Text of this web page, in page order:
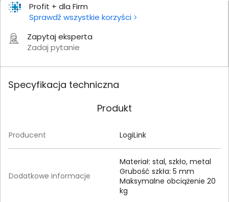
Profit + dla Firm
Sprawdź wszystkie korzyści
Zapytaj eksperta
Zadaj pytanie
Specyfikacja techniczna
Produkt
Producent LogiLink
Dodatkowe informacje
Materiał: stal, szkło, metal
Grubość szkła: 5 mm
Maksymalne obciążenie 20
kg